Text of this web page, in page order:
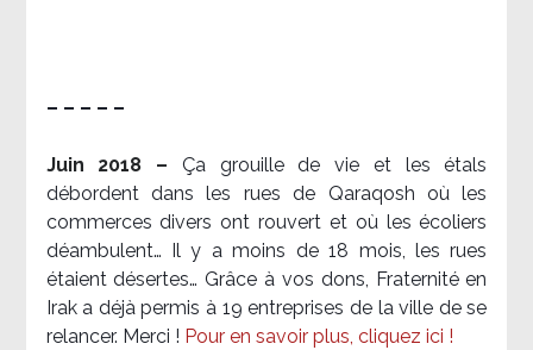
– – – – –
Juin 2018 – Ça grouille de vie et les étals
débordent dans les rues de Qaraqosh où les
commerces divers ont rouvert et où les écoliers
déambulent… Il y a moins de 18 mois, les rues
étaient désertes… Grâce à vos dons, Fraternité en
Irak a déjà permis à 19 entreprises de la ville de se
relancer. Merci ! Pour en savoir plus, cliquez ici !